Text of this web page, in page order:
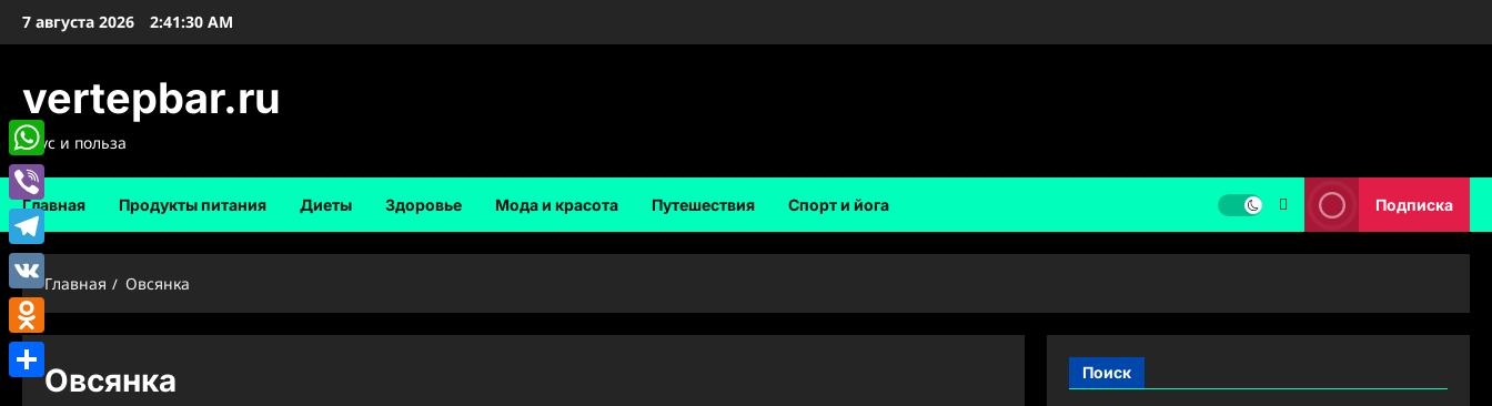
Перейти
7 августа 2026 2:41:31 AM
vertepbar.ru
Вкус и польза
Главная Продукты питания Диеты Здоровье Мода и красота Путешествия Спорт и йога Подписка
Главная Овсянка
Овсянка Поиск
WhatsApp
Viber
Telegram
VK
Odnoklassniki
Отправить